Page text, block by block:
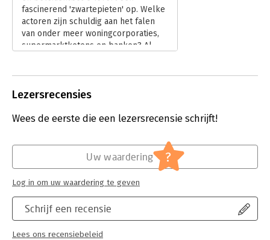
Hoofdrubriek: Algemeen management
fascinerend 'zwartepieten' op. Welke
actoren zijn schuldig aan het falen
van onder meer woningcorporaties,
supermarktketens en banken? Al
een eindverantwoordelijkheid die
krijgt. In 'Drama in de boardroom'
Lees verder
Lezersrecensies
Wees de eerste die een lezersrecensie schrijft!
Schrijf een recensie
Lees ons recensiebeleid
Uw waardering ?
Log in om uw waardering te geven